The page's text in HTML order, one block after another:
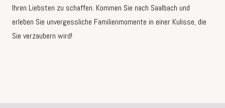
Ihren Liebsten zu schaffen. Kommen Sie nach Saalbach und
erleben Sie unvergessliche Familienmomente in einer Kulisse, die
Sie verzaubern wird!